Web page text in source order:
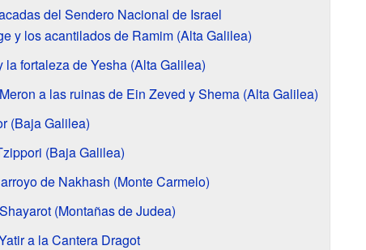
del Sendero Nacional de Israel
y los acantilados de Ramim (Alta Galilea)
la fortaleza de Yesha (Alta Galilea)
a las ruinas de Ein Zeved y Shema (Alta Galilea)
(Baja Galilea)
(Baja Galilea)
de Nakhash (Monte Carmelo)
(Montañas de Judea)
a la Cantera Dragot